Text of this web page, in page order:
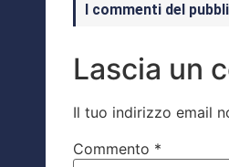
I commenti del
Lascia un
Il tuo indirizzo email
Commento *